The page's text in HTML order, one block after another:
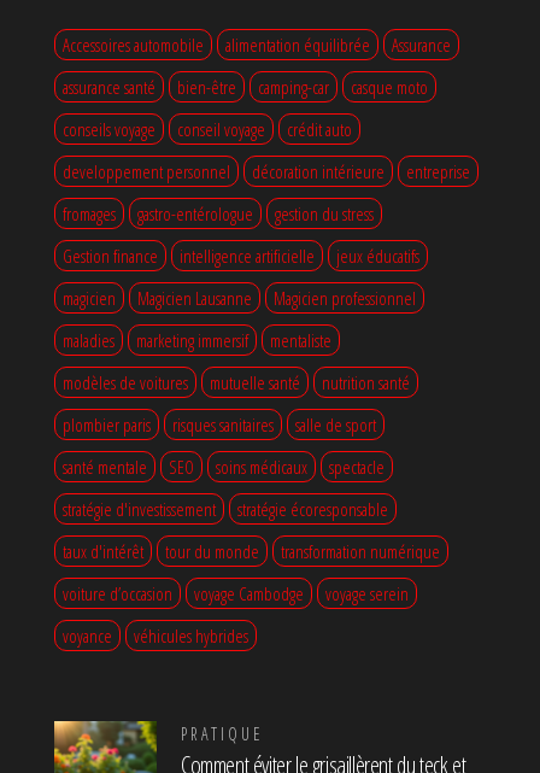
Accessoires automobile alimentation équilibrée
Assurance
assurance santé
bien-être camping-car
casque moto
conseils voyage
conseil voyage
crédit auto
developpement personnel
décoration intérieure
entreprise
fromages
gastro-entérologue
gestion du stress
Gestion finance
intelligence artificielle
jeux éducatifs
magicien
Magicien Lausanne
Magicien professionnel
maladies
marketing immersif
mentaliste
modèles de voitures
mutuelle santé
nutrition santé
plombier paris
risques sanitaires
salle de sport
santé mentale
SEO soins médicaux
spectacle
stratégie d'investissement
stratégie écoresponsable
taux d'intérêt
tour du monde
transformation numérique
voiture d’occasion
voyage Cambodge
voyage serein
voyance
véhicules hybrides
PRATIQUE
Comment éviter le grisaillèrent du teck et